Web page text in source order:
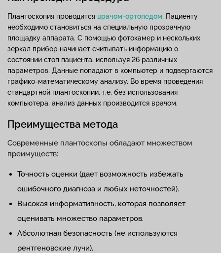
Плантоскопия проводится врачом-ортопедом. Пациенту
необходимо становиться на специальную прозрачную
площадку аппарата. С помощью фотокамер и нескольких
зеркал прибор начинает считывать информацию о
состоянии стоп пациента, используя 26 различных
параметров. Данные попадают в компьютер и подвергаются
графико-математическому анализу. Во время проведения
стандартной плантоскопии, т.е. без использования
компьютера, анализ данных производится врачом.
Преимущества метода
Современные плантоскопы обладают множеством
преимуществ:
Точность оценки (дает возможность избежать
ошибочного диагноза и любых неточностей).
Высокая информативность, которая позволяет
оценивать множество параметров.
Абсолютная безопасность (не используются
рентгеновские лучи).